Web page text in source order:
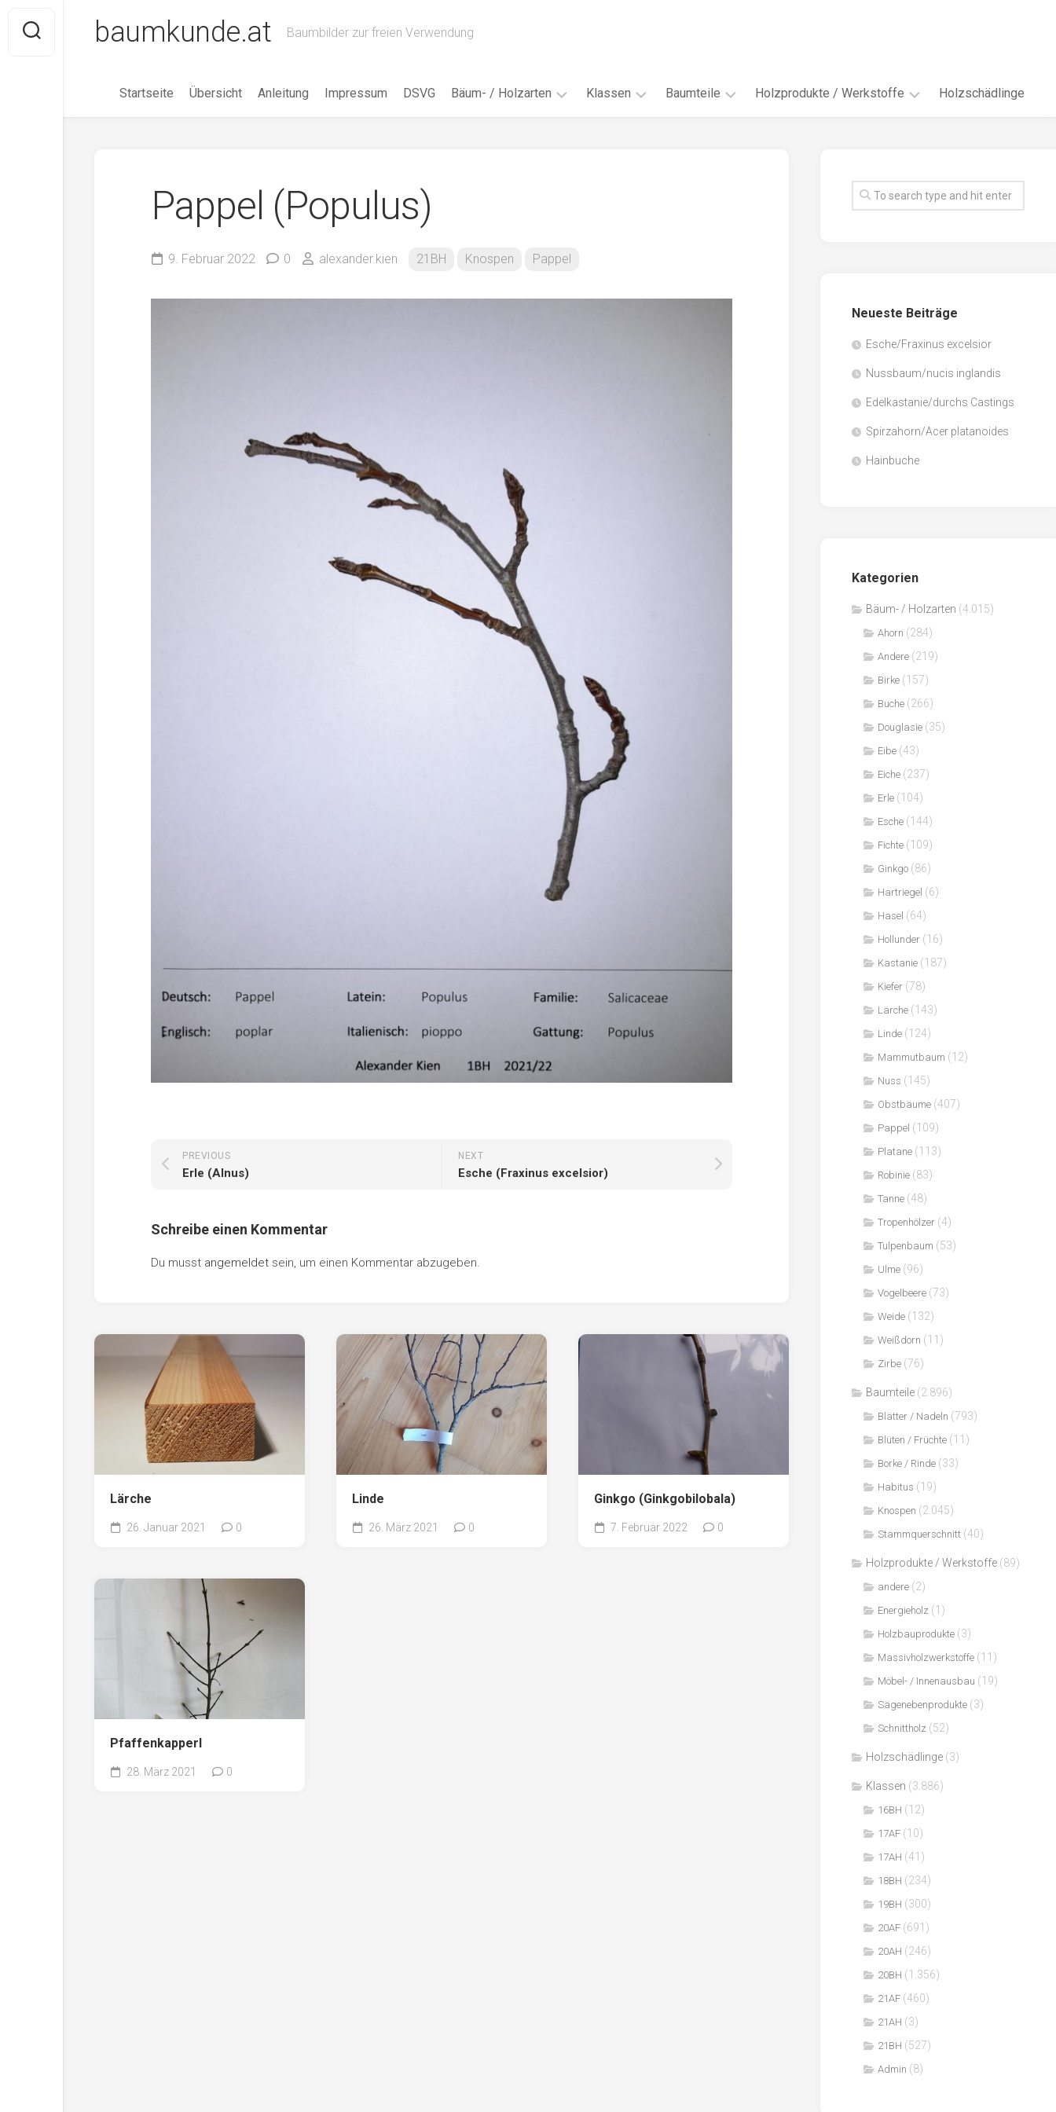
content
baumkunde.at Baumbilder zur freien Verwendung
Startseite Übersicht Anleitung Impressum DSVG Bäum- / Holzarten
Eibe
Hollunder
Kastanie
Kiefer
Linde
Mammutbaum
Andere
Klassen
18AH
Baumteile Holzprodukte / Werkstoffe
Faserwerkstoffe
Sägenebenprodukte
Holzschädlinge
Pappel (Populus)
9. Februar 2022 0 alexander.kien 21BH Knospen Pappel
NEXT
Esche (Fraxinus excelsior)
PREVIOUS
Erle (Alnus)
Schreibe einen Kommentar
Du musst angemeldet sein, um einen Kommentar abzugeben.
Lärche
26. Januar 2021 0
Linde
26. März 2021 0
Ginkgo (Ginkgobilobala)
7. Februar 2022 0
Pfaffenkapperl
28. März 2021 0
Neueste Beiträge
Esche/Fraxinus excelsior
Nussbaum/nucis inglandis
Edelkastanie/durchs Castings
Spirzahorn/Acer platanoides
Hainbuche
Kategorien
Bäum- / Holzarten (4.015)
Ahorn (284)
Andere (219)
Birke (157)
Buche (266)
Douglasie (35)
Eibe (43)
Eiche (237)
Erle (104)
Esche (144)
Fichte (109)
Ginkgo (86)
Hartriegel (6)
Hasel (64)
Hollunder (16)
Kastanie (187)
Kiefer (78)
Lärche (143)
Linde (124)
Mammutbaum (12)
Nuss (145)
Obstbäume (407)
Pappel (109)
Platane (113)
Robinie (83)
Tanne (48)
Tropenhölzer (4)
Tulpenbaum (53)
Ulme (96)
Vogelbeere (73)
Weide (132)
Weißdorn (11)
Zirbe (76)
Baumteile (2.896)
Blätter / Nadeln (793)
Blüten / Früchte (11)
Borke / Rinde (33)
Habitus (19)
Knospen (2.045)
Stammquerschnitt (40)
Holzprodukte / Werkstoffe (89)
andere (2)
Energieholz (1)
Holzbauprodukte (3)
Massivholzwerkstoffe (11)
Möbel- / Innenausbau (19)
Sägenebenprodukte (3)
Schnittholz (52)
Holzschädlinge (3)
Klassen (3.886)
16BH (12)
17AF (10)
17AH (41)
18BH (234)
19BH (300)
20AF (691)
20AH (246)
20BH (1.356)
21AF (460)
21AH (3)
21BH (527)
Admin (8)